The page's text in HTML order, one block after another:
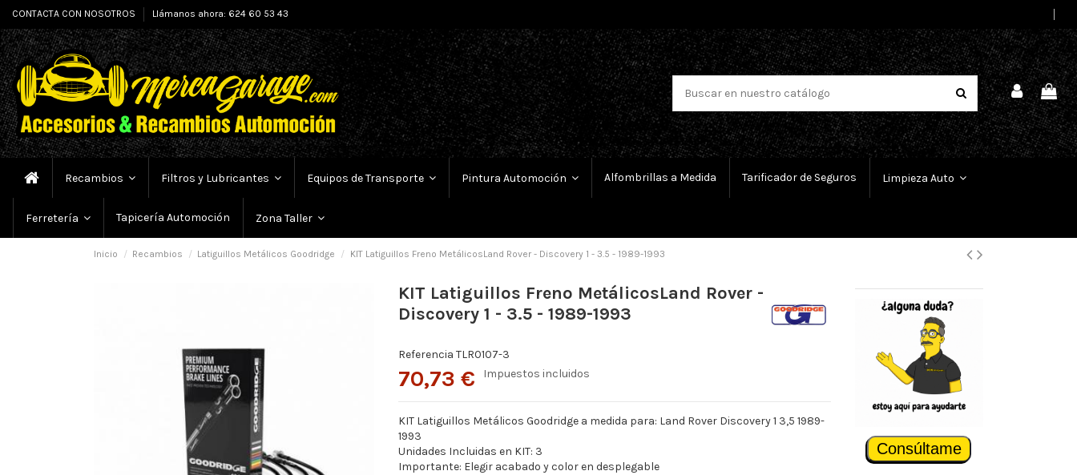
CONTACTA CON NOSOTROS Llámanos ahora: 624 60 53 43
Recambios Filtros y Lubricantes Equipos de Transporte Pintura Automoción Alfombrillas a Medida Tarificador de Seguros Limpieza Auto
Ferretería Tapicería Automoción Zona Taller
Inicio Recambios Latiguillos Metálicos Goodridge KIT Latiguillos Freno MetálicosLand Rover - Discovery 1 - 3.5 - 1989-1993
KIT Latiguillos Freno MetálicosLand Rover -
Discovery 1 - 3.5 - 1989-1993
Referencia TLR0107-3
70,73 € Impuestos incluidos
KIT Latiguillos Metálicos Goodridge a medida para: Land Rover Discovery 1 3,5 1989-
1993
Unidades Incluidas en KIT: 3
Importante: Elegir acabado y color en desplegable
Consúltame